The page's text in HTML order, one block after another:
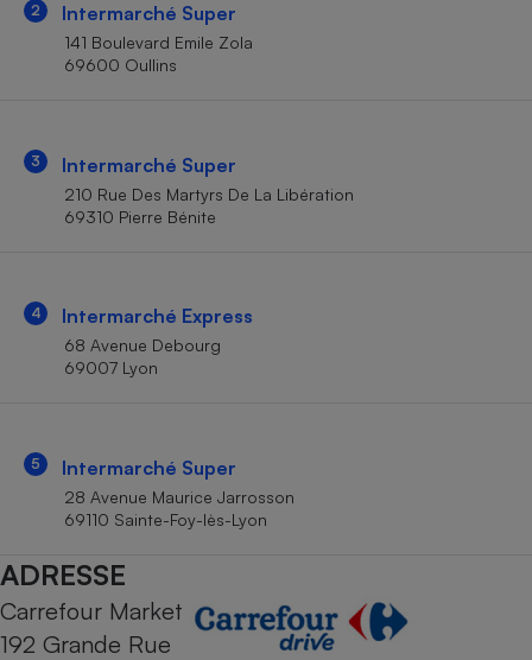
2 Intermarché Super
141 Boulevard Emile Zola
69600 Oullins
3 Intermarché Super
210 Rue Des Martyrs De La Libération
69310 Pierre Bénite
4 Intermarché Express
68 Avenue Debourg
69007 Lyon
5 Intermarché Super
28 Avenue Maurice Jarrosson
69110 Sainte-Foy-lès-Lyon
ADRESSE
Carrefour Market
192 Grande Rue
Cafetière à expressos